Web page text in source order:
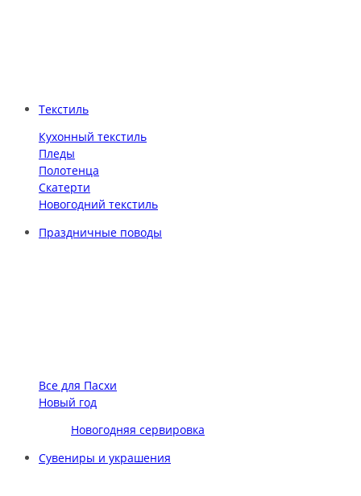
Текстиль
Кухонный текстиль
Пледы
Полотенца
Скатерти
Новогодний текстиль
Праздничные поводы
Все для Пасхи
Новый год
Новогодняя сервировка
Сувениры и украшения